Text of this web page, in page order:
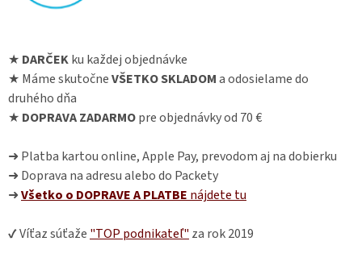
★ DARČEKku každej objednávke
★ Máme skutočneVŠETKO SKLADOMa odosielame do
druhého dňa
★ DOPRAVA ZADARMOpre objednávky od 70 €
➜ Platba kartou online, Apple Pay, prevodom aj na dobierku
➜ Doprava na adresu alebo do Packety
➜Všetko o DOPRAVE A PLATBE nájdete tu
✔ Víťaz súťaže "TOP podnikateľ" za rok 2019